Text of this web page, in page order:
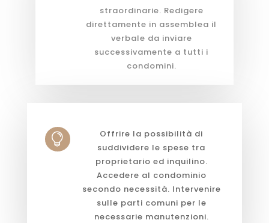
straordinarie. Redigere
direttamente in assemblea il
verbale da inviare
successivamente a tutti i
condomini.

Offrire la possibilità di
suddividere le spese tra
proprietario ed inquilino.
Accedere al condominio
secondo necessità. Intervenire
sulle parti comuni per le
necessarie manutenzioni.